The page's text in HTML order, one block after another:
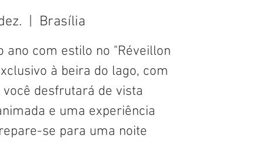
Brasília
ano com estilo no "Réveillon
à beira do lago, com
desfrutará de vista
e uma experiência
se para uma noite